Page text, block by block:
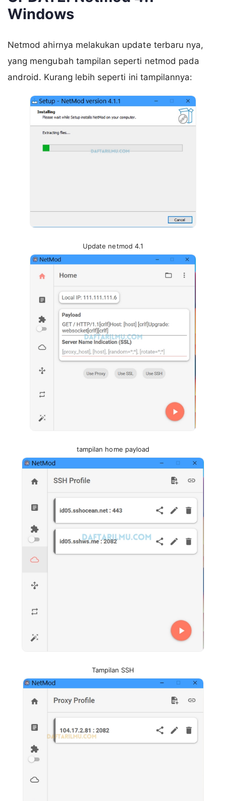
Windows
Netmod ahirnya melakukan update terbaru nya,
yang mengubah tampilan seperti netmod pada
android. Kurang lebih seperti ini tampilannya:
Update netmod 4.1
tampilan home payload
Tampilan SSH